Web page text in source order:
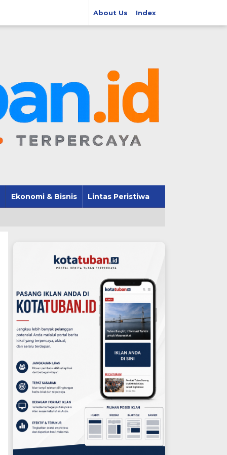
About Us Index
Ekonomi & Bisnis Lintas Peristiwa